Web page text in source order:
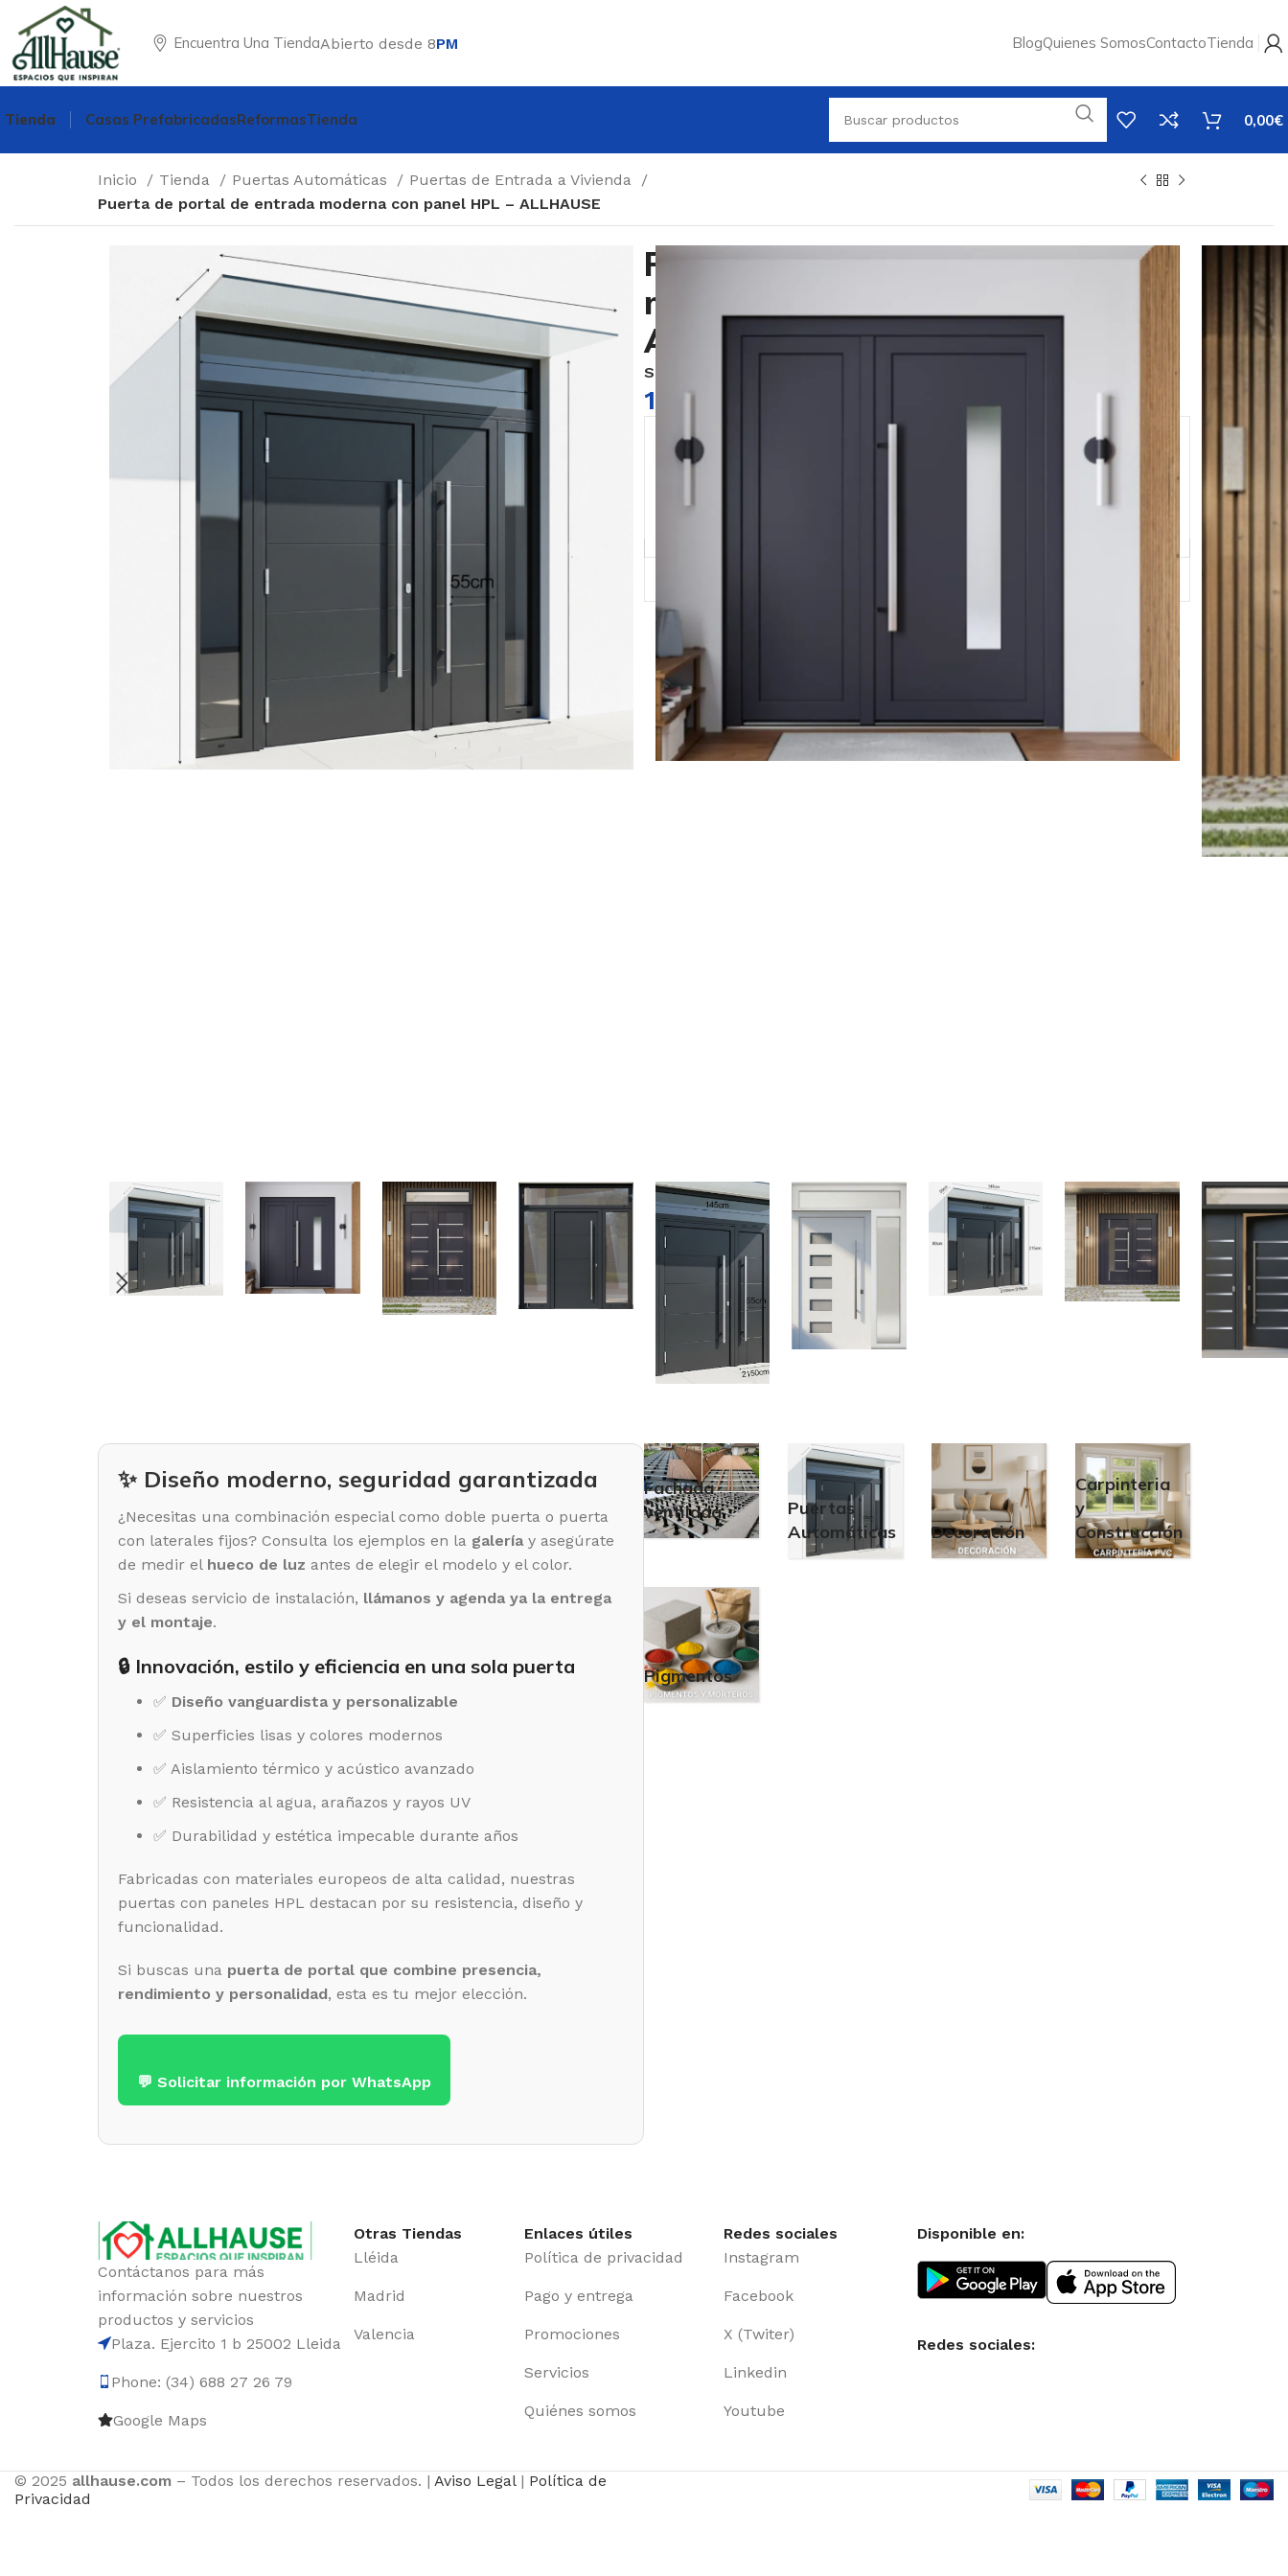
Encuentra Una TiendaAbierto desde 8PM BlogQuienes SomosContactoTienda
Tienda Casas PrefabricadasReformasTienda 0,00€
Inicio Tienda Puertas Automáticas
Puertas de Entrada a Vivienda
Puerta de portal de entrada moderna con panel HPL – ALLHAUSE
Puerta de portal de entrada
moderna con panel HPL –
ALLHAUSE
SKU:
1.800,00
PUERTA PVC VIVIENDA
✨ Diseño moderno, seguridad garantizada
¿Necesitas una combinación especial como doble puerta o puerta
con laterales fijos? Consulta los ejemplos en la galería y asegúrate
de medir el hueco de luz antes de elegir el modelo y el color.
Si deseas servicio de instalación, llámanos y agenda ya la entrega
y el montaje.
🔒 Innovación, estilo y eficiencia en una sola puerta
✅ Diseño vanguardista y personalizable
✅ Superficies lisas y colores modernos
✅ Aislamiento térmico y acústico avanzado
✅ Resistencia al agua, arañazos y rayos UV
✅ Durabilidad y estética impecable durante años
Fabricadas con materiales europeos de alta calidad, nuestras
puertas con paneles HPL destacan por su resistencia, diseño y
funcionalidad.
Si buscas una puerta de portal que combine presencia,
rendimiento y personalidad, esta es tu mejor elección.
💬 Solicitar información por WhatsApp
Fachada
ventilada
Puertas
Automáticas
Decoración
Carpinteria
y
Construcción
Pigmentos
Contáctanos para más
información sobre nuestros
productos y servicios
Plaza. Ejercito 1 b 25002 Lleida
Phone: (34) 688 27 26 79
Google Maps
Otras Tiendas
Lléida
Madrid
Valencia
Enlaces útiles
Política de privacidad
Pago y entrega
Promociones
Servicios
Quiénes somos
Redes sociales
Instagram
Facebook
X (Twiter)
Linkedin
Youtube
Disponible en:
Redes sociales:
© 2025 allhause.com – Todos los derechos reservados. | Aviso Legal| Política de
Privacidad